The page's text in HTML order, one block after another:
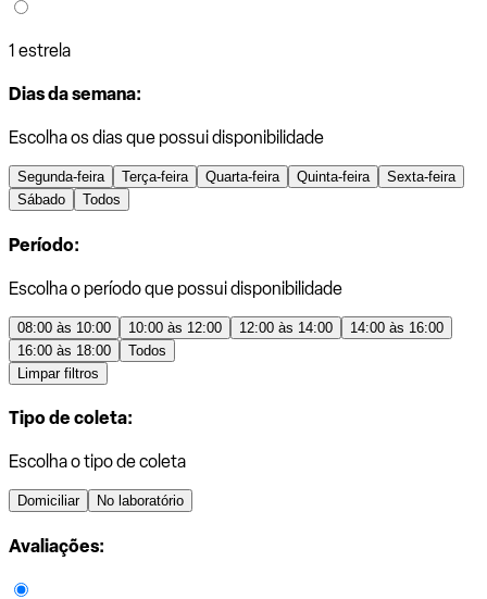
1 estrela
Dias da semana:
Escolha os dias que possui disponibilidade
Segunda-feira Terça-feira Quarta-feira Quinta-feira
Sexta-feira
Sábado
Todos
Período:
Escolha o período que possui disponibilidade
08:00 às 10:00 10:00 às 12:00 12:00 às 14:00
14:00 às 16:00
16:00 às 18:00
Todos
Limpar filtros
Tipo de coleta:
Escolha o tipo de coleta
Domiciliar No laboratório
Avaliações: